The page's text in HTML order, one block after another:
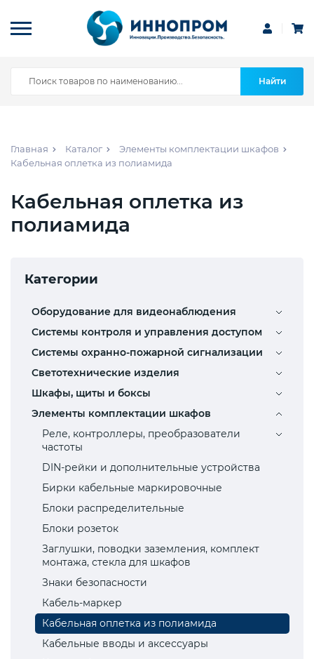
Найти
Главная Каталог
Элементы комплектации шкафов
Кабельная оплетка из полиамида
Кабельная оплетка из
полиамида
Категории
Оборудование для видеонаблюдения
Системы контроля и управления доступом
Системы охранно-пожарной сигнализации
Светотехнические изделия
Шкафы, щиты и боксы
Элементы комплектации шкафов
Реле, контроллеры, преобразователи
частоты
DIN-рейки и дополнительные устройства
Бирки кабельные маркировочные
Блоки распределительные
Блоки розеток
Заглушки, поводки заземления, комплект
монтажа, стекла для шкафов
Знаки безопасности
Кабель-маркер
Кабельная оплетка из полиамида
Кабельные вводы и аксессуары